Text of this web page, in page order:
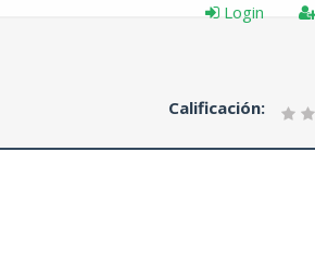
Login
Calificación: